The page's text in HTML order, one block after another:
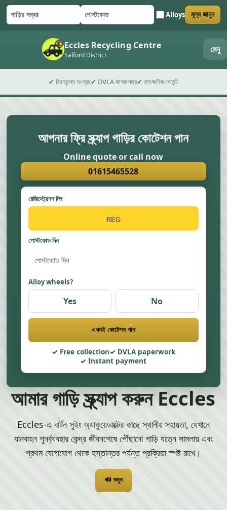
গাড়ির নম্বর
পোস্টকোড Alloys
ফর্ম জমা দিন মূল্য জানুন
Eccles Recycling Centre
Salford District মেনু
✔ বিনামূল্যে সংগ্রহ✔ DVLA কাগজপত্র✔ তাৎক্ষণিক পেমেন্ট
আপনার ফ্রি স্ক্র্যাপ গাড়ির কোটেশন পান
Online quote or call now
01615465528
রেজিস্ট্রেশন দিন
পোস্টকোড দিন
Alloy wheels?
Yes No
এখনই কোটেশন পান
Free collection
DVLA paperwork
Instant payment
আমার গাড়ি স্ক্র্যাপ করুন Eccles
Eccles-এ বার্টন সুইং অ্যাকুয়েডাক্টের কাছে স্থানীয় সহায়তা, যেখানে
যানবাহন পুনর্ব্যবহার কেন্দ্র জীবনশেষে পৌঁছানো গাড়ি যত্নে সামলায় এবং
প্রথম যোগাযোগ থেকে হস্তান্তর পর্যন্ত প্রক্রিয়া স্পষ্ট রাখে।
🔊 শুনুন